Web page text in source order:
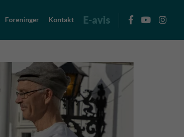
Foreninger Kontakt E-avis